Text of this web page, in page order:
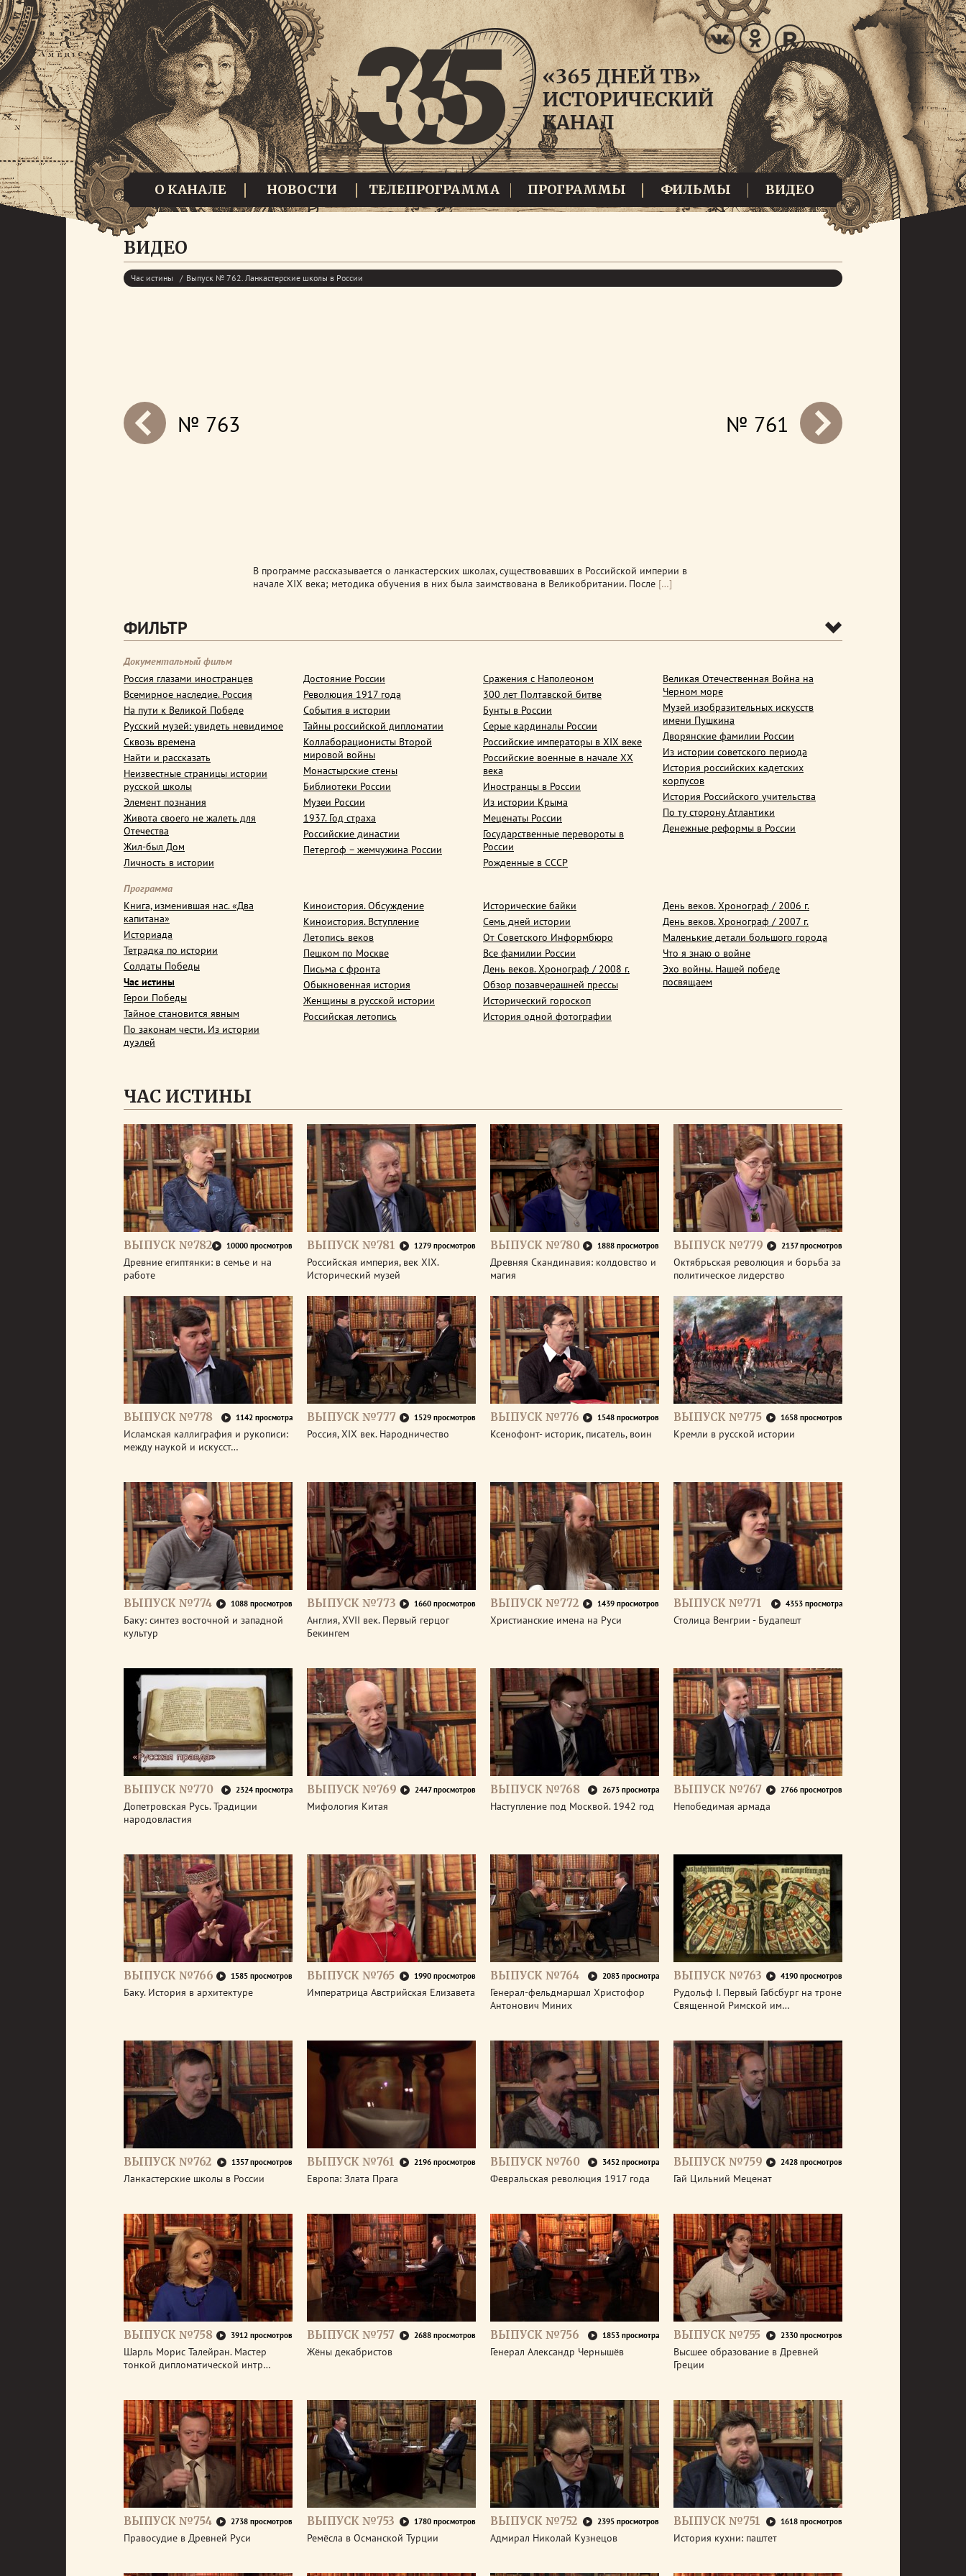
О КАНАЛЕ НОВОСТИ ТЕЛЕПРОГРАММА ПРОГРАММЫ ФИЛЬМЫ ВИДЕО
ВИДЕО
Час истины Выпуск № 762. Ланкастерские школы в России
prev
next № 761
№ 763
В программе рассказывается о ланкастерских школах, существовавших в Российской империи в
начале XIX века; методика обучения в них была заимствована в Великобритании. После […]
ФИЛЬТР
Документальный фильм
Россия глазами иностранцев
Всемирное наследие. Россия
На пути к Великой Победе
Русский музей: увидеть невидимое
Сквозь времена
Найти и рассказать
Неизвестные страницы истории
русской школы
Элемент познания
Живота своего не жалеть для
Отечества
Жил-был Дом
Личность в истории
Достояние России
Революция 1917 года
События в истории
Тайны российской дипломатии
Коллаборационисты Второй
мировой войны
Монастырские стены
Библиотеки России
Музеи России
1937. Год страха
Российские династии
Петергоф – жемчужина России
Сражения с Наполеоном
300 лет Полтавской битве
Бунты в России
Серые кардиналы России
Российские императоры в XIX веке
Российские военные в начале ХХ
века
Иностранцы в России
Из истории Крыма
Меценаты России
Государственные перевороты в
России
Рожденные в СССР
Великая Отечественная Война на
Черном море
Музей изобразительных искусств
имени Пушкина
Дворянские фамилии России
Из истории советского периода
История российских кадетских
корпусов
История Российского учительства
По ту сторону Атлантики
Денежные реформы в России
Программа
Книга, изменившая нас. «Два
капитана»
Историада
Тетрадка по истории
Солдаты Победы
Час истины
Герои Победы
Тайное становится явным
По законам чести. Из истории
дуэлей
Киноистория. Обсуждение
Киноистория. Вступление
Летопись веков
Пешком по Москве
Письма с фронта
Обыкновенная история
Женщины в русской истории
Российская летопись
Исторические байки
Семь дней истории
От Советского Информбюро
Все фамилии России
День веков. Хронограф / 2008 г.
Обзор позавчерашней прессы
Исторический гороскоп
История одной фотографии
День веков. Хронограф / 2006 г.
День веков. Хронограф / 2007 г.
Маленькие детали большого города
Что я знаю о войне
Эхо войны. Нашей победе
посвящаем
ЧАС ИСТИНЫ
ВЫПУСК №782 10000 просмотров
Древние египтянки: в семье и на
работе
ВЫПУСК №781 1279 просмотров
Российская империя, век XIX.
Исторический музей
ВЫПУСК №780 1888 просмотров
Древняя Скандинавия: колдовство и
магия
ВЫПУСК №779 2137 просмотров
Октябрьская революция и борьба за
политическое лидерство
ВЫПУСК №778 1142 просмотра
Исламская каллиграфия и рукописи:
между наукой и искусст…
ВЫПУСК №777 1529 просмотров
Россия, XIX век. Народничество
ВЫПУСК №776 1548 просмотров
Ксенофонт- историк, писатель, воин
ВЫПУСК №775 1658 просмотров
Кремли в русской истории
ВЫПУСК №774 1088 просмотров
Баку: синтез восточной и западной
культур
ВЫПУСК №773 1660 просмотров
Англия, XVII век. Первый герцог
Бекингем
ВЫПУСК №772 1439 просмотров
Христианские имена на Руси
ВЫПУСК №771 4353 просмотра
Столица Венгрии - Будапешт
ВЫПУСК №770 2324 просмотра
Допетровская Русь. Традиции
народовластия
ВЫПУСК №769 2447 просмотров
Мифология Китая
ВЫПУСК №768 2673 просмотра
Наступление под Москвой. 1942 год
ВЫПУСК №767 2766 просмотров
Непобедимая армада
ВЫПУСК №766 1585 просмотров
Баку. История в архитектуре
ВЫПУСК №765 1990 просмотров
Императрица Австрийская Елизавета
ВЫПУСК №764 2083 просмотра
Генерал-фельдмаршал Христофор
Антонович Миних
ВЫПУСК №763 4190 просмотров
Рудольф I. Первый Габсбург на троне
Священной Римской им…
ВЫПУСК №762 1357 просмотров
Ланкастерские школы в России
ВЫПУСК №761 2196 просмотров
Европа: Злата Прага
ВЫПУСК №760 3452 просмотра
Февральская революция 1917 года
ВЫПУСК №759 2428 просмотров
Гай Цильний Меценат
ВЫПУСК №758 3912 просмотров
Шарль Морис Талейран. Мастер
тонкой дипломатической интр…
ВЫПУСК №757 2688 просмотров
Жёны декабристов
ВЫПУСК №756 1853 просмотра
Генерал Александр Чернышёв
ВЫПУСК №755 2330 просмотров
Высшее образование в Древней
Греции
ВЫПУСК №754 2738 просмотров
Правосудие в Древней Руси
ВЫПУСК №753 1780 просмотров
Ремёсла в Османской Турции
ВЫПУСК №752 2395 просмотров
Адмирал Николай Кузнецов
ВЫПУСК №751 1618 просмотров
История кухни: паштет